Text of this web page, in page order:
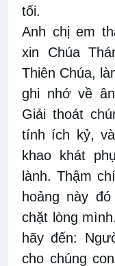
tối.
Anh chị em
xin Chúa
Thiên Chúa,
ghi nhớ về
Giải thoát
tính ích kỷ,
khao khát
lành. Thậm
hoảng này
chặt lòng
hãy đến:
cho chúng